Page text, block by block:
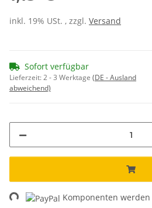
inkl. 19% USt. , zzgl. Versand
Sofort verfügbar
Lieferzeit:2 - 3 Werktage (DE - Ausland
abweichend)
Komponenten